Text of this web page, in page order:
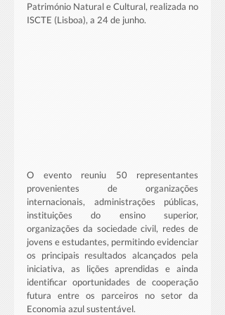
Património Natural e Cultural, realizada no
ISCTE (Lisboa), a 24 de junho.
O evento reuniu 50 representantes
provenientes de organizações
internacionais, administrações públicas,
instituições do ensino superior,
organizações da sociedade civil, redes de
jovens e estudantes, permitindo evidenciar
os principais resultados alcançados pela
iniciativa, as lições aprendidas e ainda
identificar oportunidades de cooperação
futura entre os parceiros no setor da
Economia azul sustentável.